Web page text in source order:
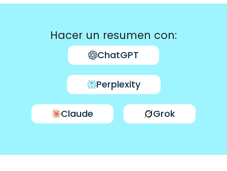
Hacer un resumen con:
ChatGPT
Perplexity
Claude Grok